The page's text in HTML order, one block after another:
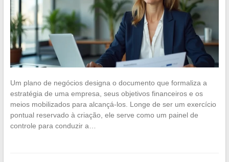
Um plano de negócios designa o documento que formaliza a
estratégia de uma empresa, seus objetivos financeiros e os
meios mobilizados para alcançá-los. Longe de ser um exercício
pontual reservado à criação, ele serve como um painel de
controle para conduzir a…